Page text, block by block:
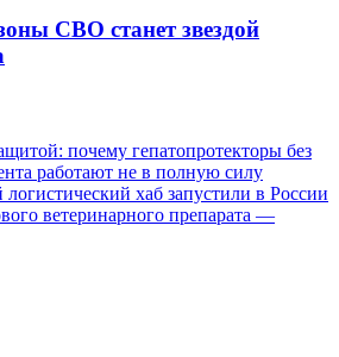
СВО станет звездой
почему гепатопротекторы без
работают не в полную силу
хаб запустили в России
ветеринарного препарата —